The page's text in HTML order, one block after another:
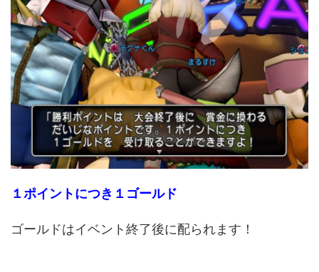
１ポイントにつき１ゴールド
ゴールドはイベント終了後に配られます！